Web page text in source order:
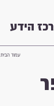
הידע
עמוד הבית